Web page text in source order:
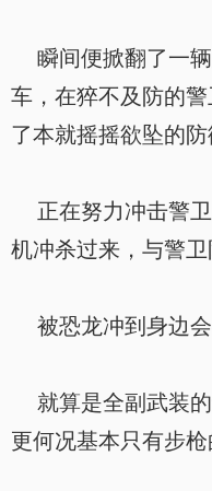
瞬间便掀翻了一辆
车，在猝不及防的
了本就摇摇欲坠的防
正在努力冲击警卫
机冲杀过来，与警卫
被恐龙冲到身边会
就算是全副武装的
更何况基本只有步枪